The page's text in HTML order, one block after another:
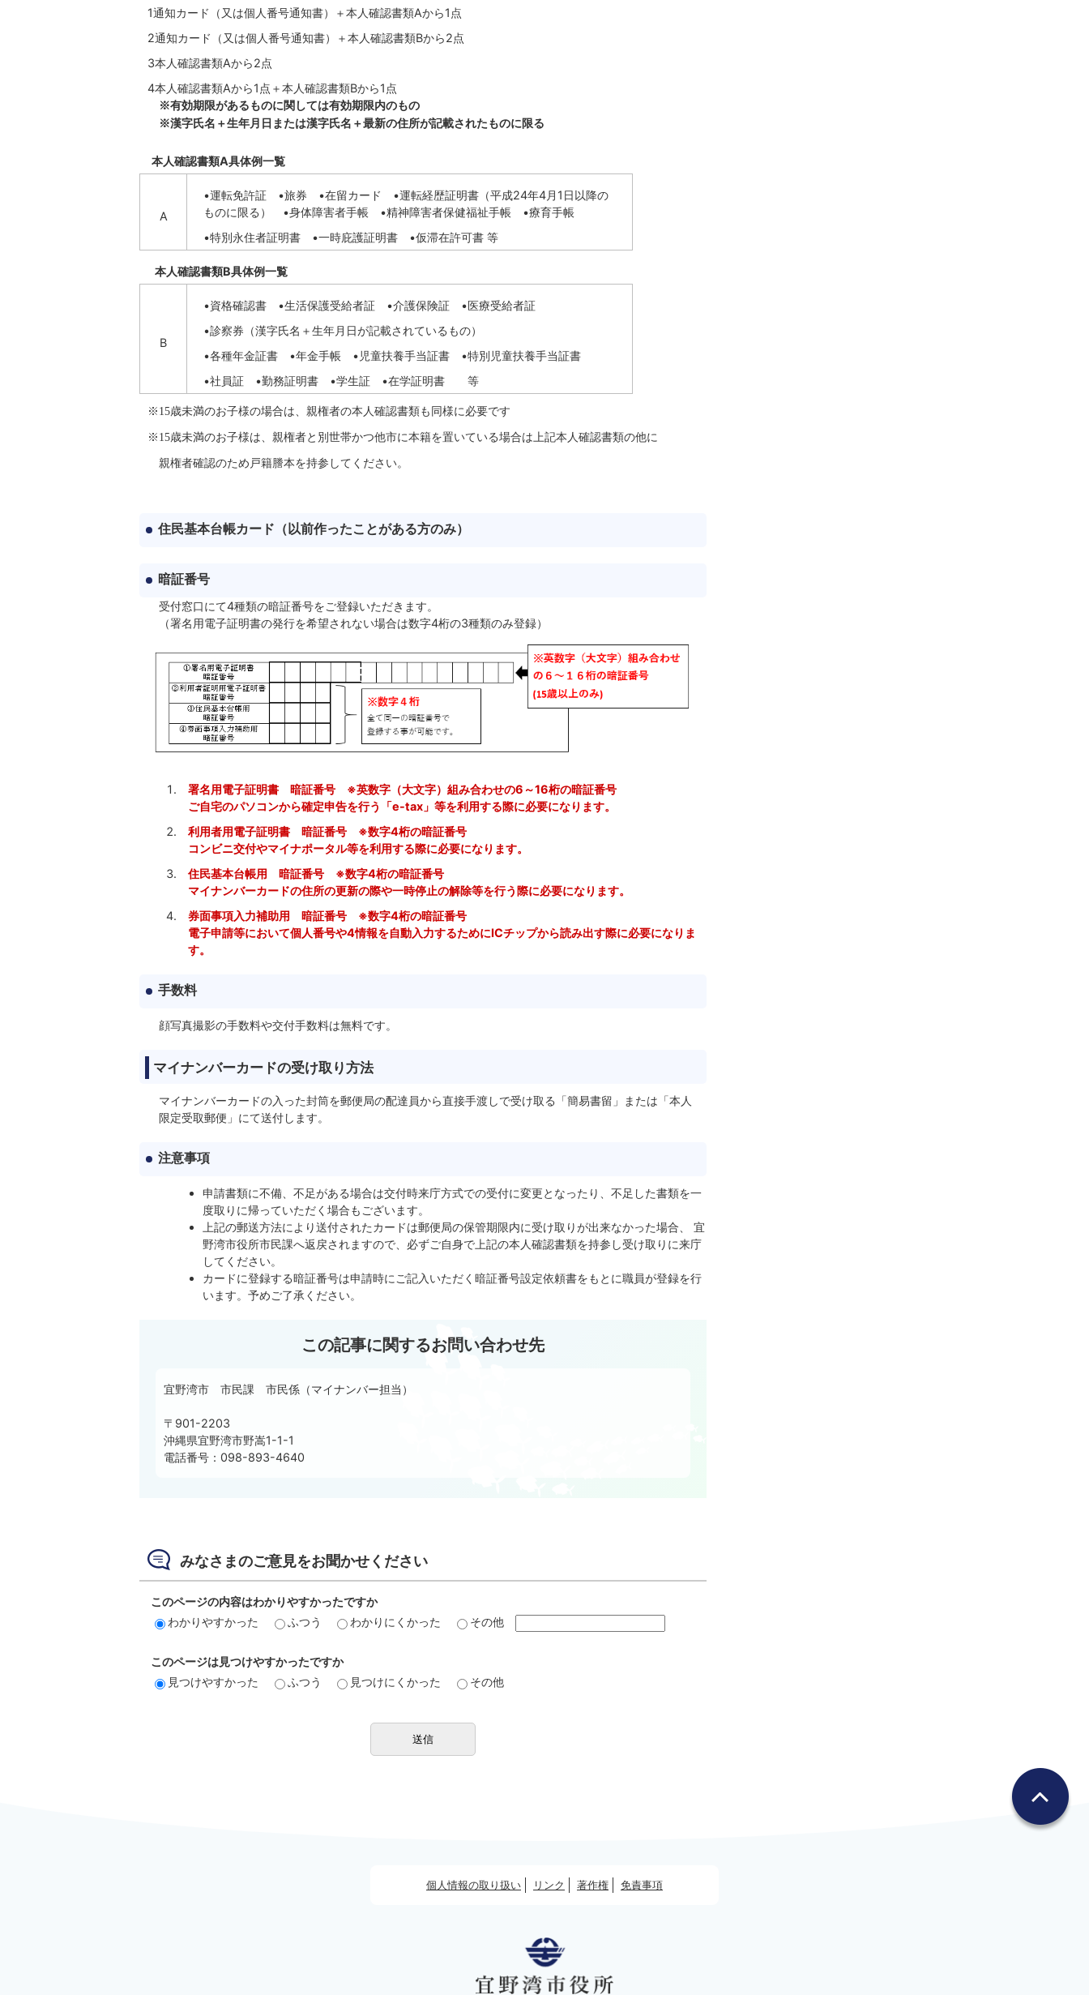
1通知カード（又は個人番号通知書）＋本人確認書類Aから1点
2通知カード（又は個人番号通知書）＋本人確認書類Bから2点
3本人確認書類Aから2点
4本人確認書類Aから1点＋本人確認書類Bから1点
※有効期限があるものに関しては有効期限内のもの
※漢字氏名＋生年月日または漢字氏名＋最新の住所が記載されたものに限る
本人確認書類A具体例一覧
A
•運転免許証 •旅券 •在留カード •運転経歴証明書（平成24年4月1日以降の
ものに限る） •身体障害者手帳 •精神障害者保健福祉手帳 •療育手帳
•特別永住者証明書 •一時庇護証明書 •仮滞在許可書 等
本人確認書類B具体例一覧
B
•資格確認書 •生活保護受給者証 •介護保険証 •医療受給者証
•診察券（漢字氏名＋生年月日が記載されているもの）
•各種年金証書 •年金手帳 •児童扶養手当証書 •特別児童扶養手当証書
•社員証 •勤務証明書 •学生証 •在学証明書 等
※15歳未満のお子様の場合は、親権者の本人確認書類も同様に必要です
※15歳未満のお子様は、親権者と別世帯かつ他市に本籍を置いている場合は上記本人確認書類の他に
親権者確認のため戸籍謄本を持参してください。
住民基本台帳カード（以前作ったことがある方のみ）
暗証番号
受付窓口にて4種類の暗証番号をご登録いただきます。
（署名用電子証明書の発行を希望されない場合は数字4桁の3種類のみ登録）
署名用電子証明書 暗証番号 ※英数字（大文字）組み合わせの6～16桁の暗証番号
ご自宅のパソコンから確定申告を行う「e-tax」等を利用する際に必要になります。
利用者用電子証明書 暗証番号 ※数字4桁の暗証番号
コンビニ交付やマイナポータル等を利用する際に必要になります。
住民基本台帳用 暗証番号 ※数字4桁の暗証番号
マイナンバーカードの住所の更新の際や一時停止の解除等を行う際に必要になります。
券面事項入力補助用 暗証番号 ※数字4桁の暗証番号
電子申請等において個人番号や4情報を自動入力するためにICチップから読み出す際に必要になりま
す。
手数料
顔写真撮影の手数料や交付手数料は無料です。
マイナンバーカードの受け取り方法
マイナンバーカードの入った封筒を郵便局の配達員から直接手渡しで受け取る「簡易書留」または「本人
限定受取郵便」にて送付します。
注意事項
申請書類に不備、不足がある場合は交付時来庁方式での受付に変更となったり、不足した書類を一
度取りに帰っていただく場合もございます。
上記の郵送方法により送付されたカードは郵便局の保管期限内に受け取りが出来なかった場合、 宜
野湾市役所市民課へ返戻されますので、必ずご自身で上記の本人確認書類を持参し受け取りに来庁
してください。
カードに登録する暗証番号は申請時にご記入いただく暗証番号設定依頼書をもとに職員が登録を行
います。予めご了承ください。
この記事に関するお問い合わせ先
宜野湾市 市民課 市民係（マイナンバー担当）
〒901-2203
沖縄県宜野湾市野嵩1-1-1
電話番号：098-893-4640
みなさまのご意見をお聞かせください
このページの内容はわかりやすかったですか
わかりやすかった
ふつう わかりにくかった その他
このページは見つけやすかったですか
見つけやすかった
ふつう 見つけにくかった その他
個人情報の取り扱い リンク 著作権 免責事項